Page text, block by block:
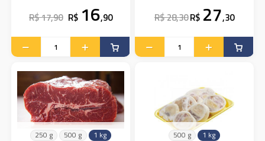
R$ 17,90 R$ 16,90 R$ 28,30R$ 27,30
250 g 500 g 1 kg 500 g 1 kg